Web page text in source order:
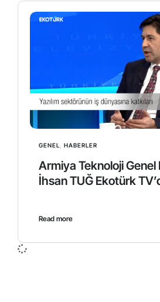
GENEL HABERLER
Armiya Teknoloji
İhsan TUĞ Ekotürk
Read more